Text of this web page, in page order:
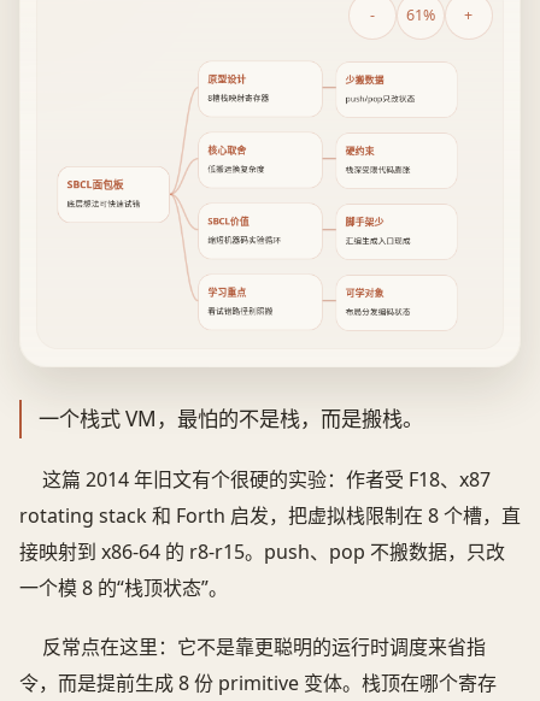
- 61% +
SBCL面包板
底层想法可快速试错
原型设计
8槽栈映射寄存器
少搬数据
push/pop只改状态
核心取舍
低搬运换复杂度
硬约束
栈深受限代码膨胀
SBCL价值
缩短机器码实验循环
脚手架少
汇编生成入口现成
学习重点
看试错路径别照搬
可学对象
布局分发编码状态
一个栈式 VM，最怕的不是栈，而是搬栈。
这篇 2014 年旧文有个很硬的实验：作者受 F18、x87
rotating stack 和 Forth 启发，把虚拟栈限制在 8 个槽，直
接映射到 x86-64 的 r8-r15。push、pop 不搬数据，只改
一个模 8 的“栈顶状态”。
反常点在这里：它不是靠更聪明的运行时调度来省指
令，而是提前生成 8 份 primitive 变体。栈顶在哪个寄存